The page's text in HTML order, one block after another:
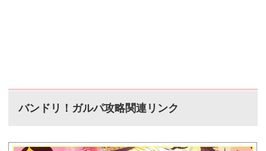
バンドリ！ガルパ攻略関連リンク